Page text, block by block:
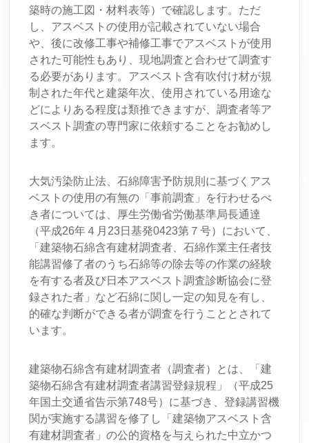
築時の施工図・材料表等）で確認します。ただ
し、アスベストの使用が記載されていない場合
や、後に改修工事や補修工事でアスベストが使用
された可能性もあり、現地調査と合わせて調査す
る必要があります。アスベスト含有吹付け材が規
制された年代と建築年次、使用されている用途な
どによりある程度は類推できますが、調査者等ア
スベスト調査の専門家に依頼することをお勧めし
ます。
大気汚染防止法、石綿障害予防規則に基づくアス
ベストの使用の有無の「事前調査」を行わせるべ
き者については、厚生労働省労働基準局長通達
（平成26年４月23日基発0423第７号）において、
「建築物石綿含有建材調査者、石綿作業主任者技
能講習修了者のうち石綿等の除去等の作業の経験
を有する者及び日本アスベスト調査診断協会に登
録された者」など石綿に関し一定の知見を有し、
的確な判断ができる者が調査を行うこととされて
います。
建築物石綿含有建材調査者（調査者）とは、「建
築物石綿含有建材調査者講習登録規程」（平成25
年国土交通省告示第748号）に基づき、登録講習機
関が実施する講習を修了し「建築物アスベスト含
有建材調査者」の公的資格を与えられた中立かつ